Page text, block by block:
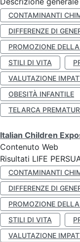
CONTAMINANTI
DIFFERENZE DI
PROMOZIONE
STILI DI VITA
VALUTAZIONE
OBESITÀ INFANTILE
TELARCA
Italian Children
Contenuto Web
Risultati LIFE
CONTAMINANTI
DIFFERENZE DI
PROMOZIONE
STILI DI VITA
VALUTAZIONE